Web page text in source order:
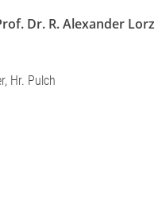
Dr. R. Alexander Lorz
Hr. Pulch